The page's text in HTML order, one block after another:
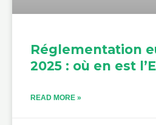
Réglementation
2025 : où en est
READ MORE »